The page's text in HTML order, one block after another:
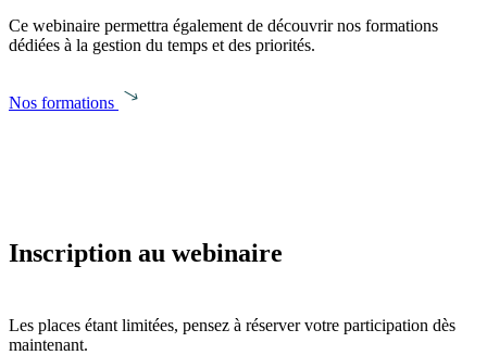
Ce webinaire permettra également de découvrir nos formations
dédiées à la gestion du temps et des priorités.
Nos formations
Inscription au webinaire
Les places étant limitées, pensez à réserver votre participation dès
maintenant.